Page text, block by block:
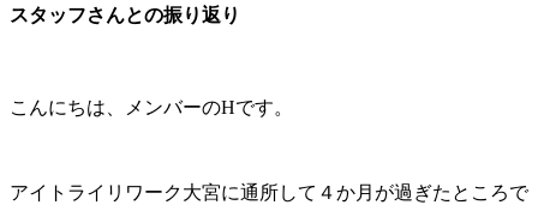
スタッフさんとの振り返り
こんにちは、メンバーのHです。
アイトライリワーク大宮に通所して４か月が過ぎたところで